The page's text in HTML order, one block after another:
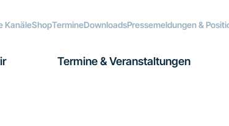
KanäleShopTermineDownloadsPressemeldungen &
Termine & Veranstaltungen